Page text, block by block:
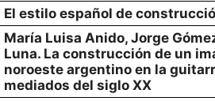
El estilo español de
María Luisa Anido, Jorge
Luna. La construcción de un
noroeste argentino en la
mediados del siglo XX